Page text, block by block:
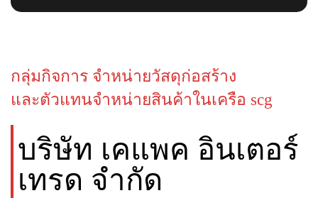
กลุ่มกิจการ จำหน่ายวัสดุก่อสร้าง
และตัวแทนจำหน่ายสินค้าในเครือ scg
บริษัท เคแพค อินเตอร์
เทรด จำกัด